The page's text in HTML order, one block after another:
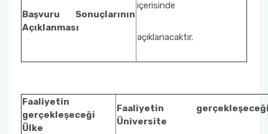
Başvuru Sonuçlarının
Açıklanması
içerisinde
açıklanacaktır.
Faaliyetin
gerçekleşeceği
Ülke
Faaliyetin
Üniversite